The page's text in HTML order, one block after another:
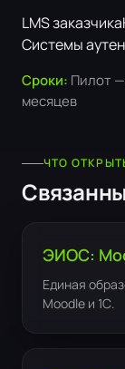
LMS заказчика
Системы
Сроки: Пилот
месяцев
ЧТО
ЭИОС:
Единая
Moodle и 1С.